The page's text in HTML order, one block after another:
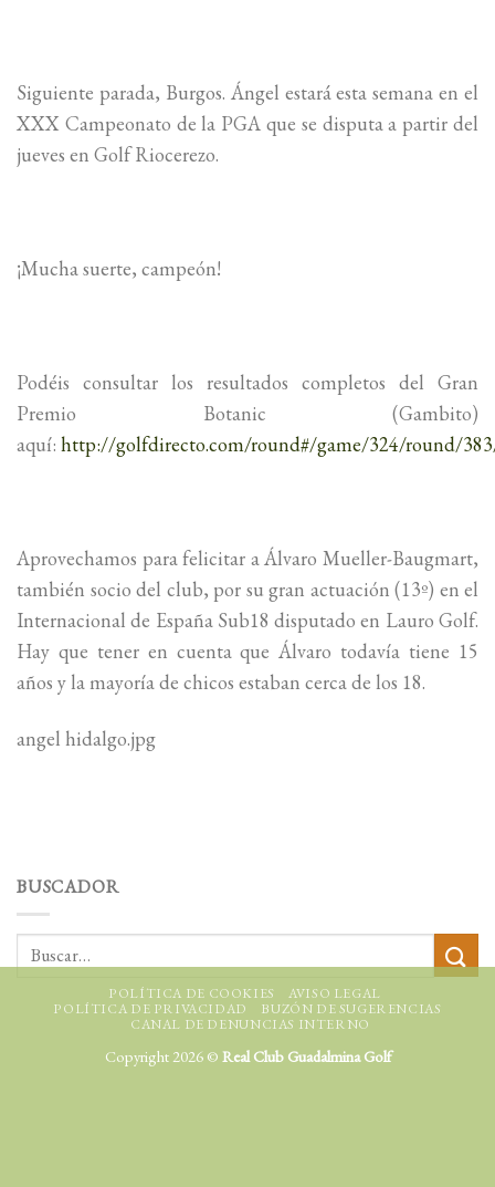
Siguiente parada, Burgos. Ángel estará esta semana en el
XXX Campeonato de la PGA que se disputa a partir del
jueves en Golf Riocerezo.
¡Mucha suerte, campeón!
Podéis consultar los resultados completos del Gran
Premio Botanic (Gambito)
aquí: http://golfdirecto.com/round#/game/324/round/
Aprovechamos para felicitar a Álvaro Mueller-Baugmart,
también socio del club, por su gran actuación (13º) en el
Internacional de España Sub18 disputado en Lauro Golf.
Hay que tener en cuenta que Álvaro todavía tiene 15
años y la mayoría de chicos estaban cerca de los 18.
angel hidalgo.jpg
BUSCADOR
POLÍTICA DE COOKIES
AVISO LEGAL
POLÍTICA DE PRIVACIDAD
BUZÓN DE SUGERENCIAS
CANAL DE DENUNCIAS INTERNO
Copyright 2026 © Real Club Guadalmina Golf